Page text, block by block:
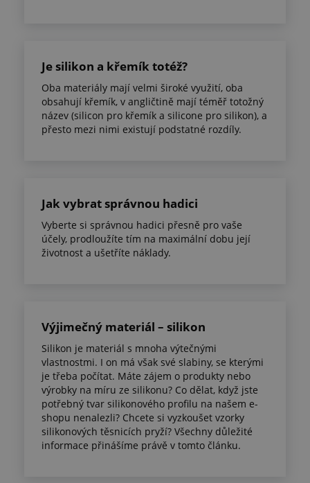
Je silikon a křemík totéž?
Oba materiály mají velmi široké využití, oba
obsahují křemík, v angličtině mají téměř totožný
název (silicon pro křemík a silicone pro silikon), a
přesto mezi nimi existují podstatné rozdíly.
Jak vybrat správnou hadici
Vyberte si správnou hadici přesně pro vaše
účely, prodloužíte tím na maximální dobu její
životnost a ušetříte náklady.
Výjimečný materiál – silikon
Silikon je materiál s mnoha výtečnými
vlastnostmi. I on má však své slabiny, se kterými
je třeba počítat. Máte zájem o produkty nebo
výrobky na míru ze silikonu? Co dělat, když jste
potřebný tvar silikonového profilu na našem e-
shopu nenalezli? Chcete si vyzkoušet vzorky
silikonových těsnicích pryží? Všechny důležité
informace přinášíme právě v tomto článku.